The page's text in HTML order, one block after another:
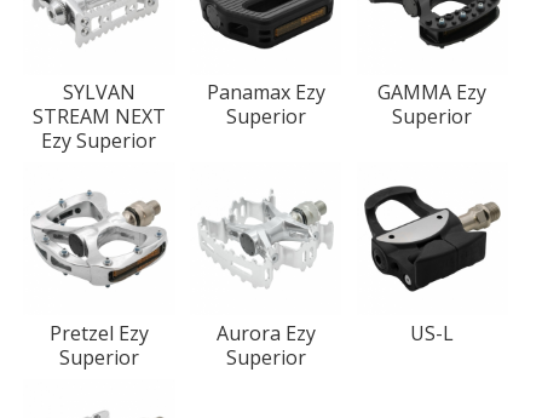
SYLVAN
STREAM NEXT
Ezy Superior
Panamax Ezy
Superior
GAMMA Ezy
Superior
Pretzel Ezy
Superior
Aurora Ezy
Superior
US-L